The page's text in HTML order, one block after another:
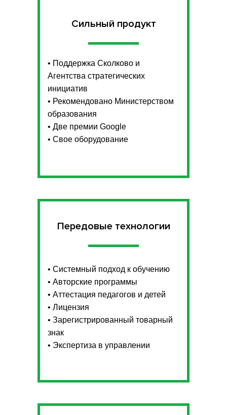
• Поддержка Сколково и
Агентства стратегических
инициатив
• Рекомендовано Министерством
образования
• Две премии Google
• Свое оборудование
• Системный подход к обучению
• Авторские программы
• Аттестация педагогов и детей
• Лицензия
• Зарегистрированный товарный
знак
• Экспертиза в управлении
Сильный продукт
Передовые технологии